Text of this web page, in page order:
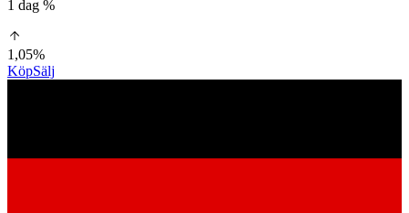
1 dag %
1,05%
KöpSälj